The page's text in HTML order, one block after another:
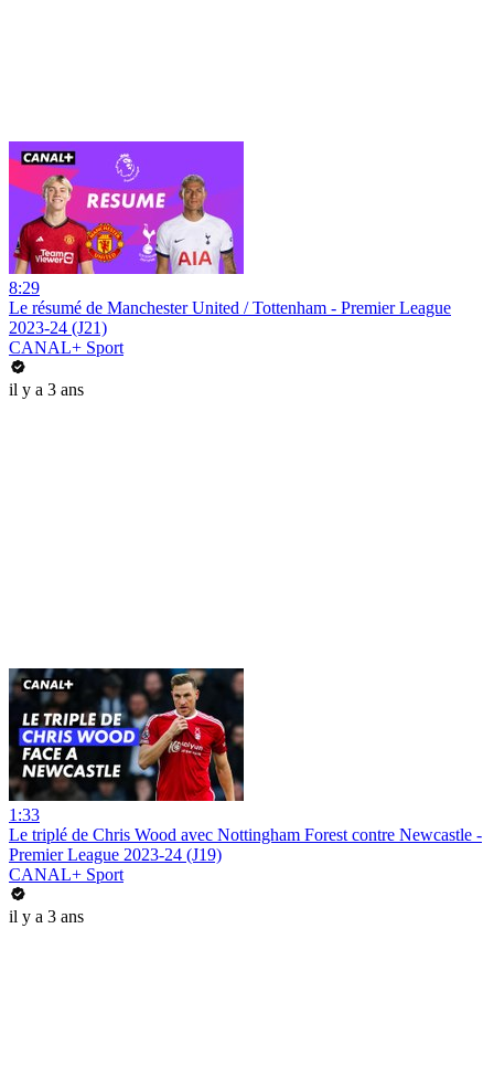
8:29
Le résumé de Manchester United / Tottenham - Premier League
2023-24 (J21)
CANAL+ Sport
il y a 3 ans
1:33
Le triplé de Chris Wood avec Nottingham Forest contre Newcastle -
Premier League 2023-24 (J19)
CANAL+ Sport
il y a 3 ans